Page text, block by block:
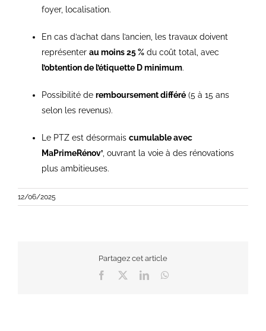
foyer, localisation.
En cas d’achat dans l’ancien, les travaux doivent
représenter au moins 25 % du coût total, avec
l’obtention de l’étiquette D minimum.
Possibilité de remboursement différé (5 à 15 ans
selon les revenus).
Le PTZ est désormais cumulable avec
MaPrimeRénov’, ouvrant la voie à des rénovations
plus ambitieuses.
12/06/2025
Partagez cet article
Facebook LinkedIn